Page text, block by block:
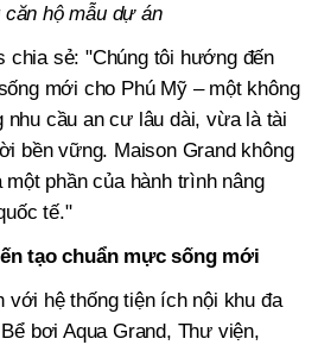
hộ mẫu dự án
chia sẻ: "Chúng tôi hướng đến
mới cho Phú Mỹ – một không
nhu cầu an cư lâu dài, vừa là tài
bền vững. Maison Grand không
phần của hành trình nâng
tế."
tạo chuẩn mực sống mới
với hệ thống tiện ích nội khu đa
bơi Aqua Grand, Thư viện,